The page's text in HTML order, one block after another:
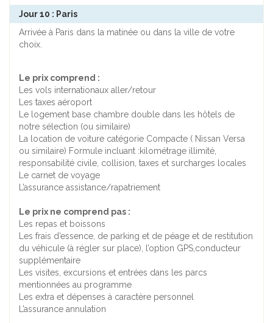
Jour 10 : Paris
Arrivée à Paris dans la matinée ou dans la ville de votre
choix.
Le prix comprend :
Les vols internationaux aller/retour
Les taxes aéroport
Le logement base chambre double dans les hôtels de
notre sélection (ou similaire)
La location de voiture catégorie Compacte ( Nissan Versa
ou similaire) Formule incluant :kilométrage illimité,
responsabilité civile, collision, taxes et surcharges locales
Le carnet de voyage
L’assurance assistance/rapatriement
Le prix ne comprend pas :
Les repas et boissons
Les frais d’essence, de parking et de péage et de restitution
du véhicule (à régler sur place), l’option GPS,conducteur
supplémentaire
Les visites, excursions et entrées dans les parcs
mentionnées au programme
Les extra et dépenses à caractère personnel
L’assurance annulation